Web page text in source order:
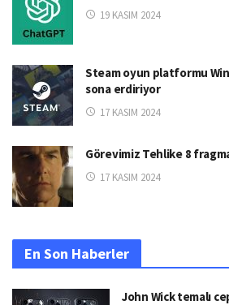
19 KASIM 2024
Steam oyun platformu
sona erdiriyor
17 KASIM 2024
Görevimiz Tehlike 8
17 KASIM 2024
En Son Haberler
John Wick temalı